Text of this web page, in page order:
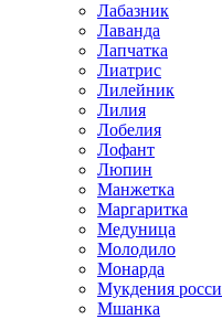
Лабазник
Лаванда
Лапчатка
Лиатрис
Лилейник
Лилия
Лобелия
Лофант
Люпин
Манжетка
Маргаритка
Медуница
Молодило
Монарда
Мукдения росси
Мшанка